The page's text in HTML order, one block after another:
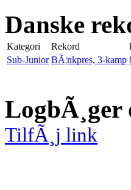
Danske
Kategori Rekord
Sub-Junior BÃ¦nkpres, 3-kamp
LogbÃ¸ger
TilfÃ¸j link